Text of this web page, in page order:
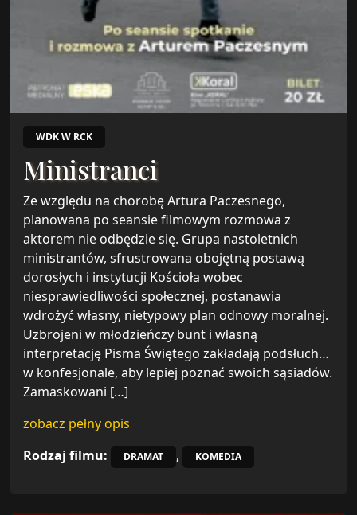
WDK W RCK
Ministranci
Ze względu na chorobę Artura Paczesnego,
planowana po seansie filmowym rozmowa z
aktorem nie odbędzie się. Grupa nastoletnich
ministrantów, sfrustrowana obojętną postawą
dorosłych i instytucji Kościoła wobec
niesprawiedliwości społecznej, postanawia
wdrożyć własny, nietypowy plan odnowy moralnej.
Uzbrojeni w młodzieńczy bunt i własną
interpretację Pisma Świętego zakładają podsłuch…
w konfesjonale, aby lepiej poznać swoich sąsiadów.
Zamaskowani […]
zobacz pełny opis
Rodzaj filmu:
DRAMAT , KOMEDIA